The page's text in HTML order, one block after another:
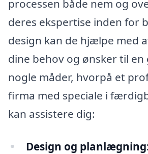
processen både nem og
deres ekspertise inden for
design kan de hjælpe med
dine behov og ønsker til en
nogle måder, hvorpå et
firma med speciale i
kan assistere dig:
Design og